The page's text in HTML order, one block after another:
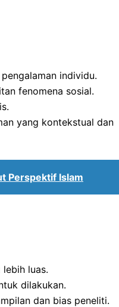
individu.
fenomena sosial.
yang kontekstual dan
Perspektif Islam
luas.
dilakukan.
dan bias peneliti.